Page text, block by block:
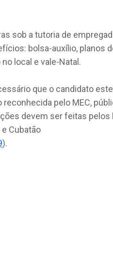
sob a tutoria de
bolsa-auxílio, planos
local e vale-Natal.
que o candidato
pelo MEC,
devem ser feitas pelos
e Cubatão
).